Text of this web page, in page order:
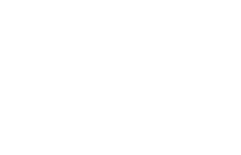
PC gaming 15 triệu chơi được